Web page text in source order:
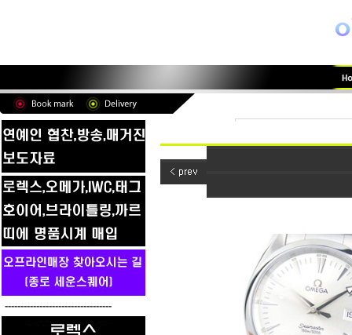
----------------------------------